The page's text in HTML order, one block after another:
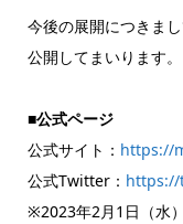
今後の展開につきま
公開してまいります。
■公式ページ
公式サイト： https://
公式Twitter： https://
※2023年2月1日（水